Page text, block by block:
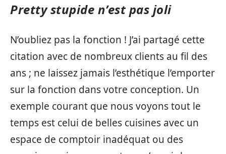
Pretty stupide n’est pas joli
N’oubliez pas la fonction ! J’ai partagé cette
citation avec de nombreux clients au fil des
ans ; ne laissez jamais l’esthétique l’emporter
sur la fonction dans votre conception. Un
exemple courant que nous voyons tout le
temps est celui de belles cuisines avec un
espace de comptoir inadéquat ou des